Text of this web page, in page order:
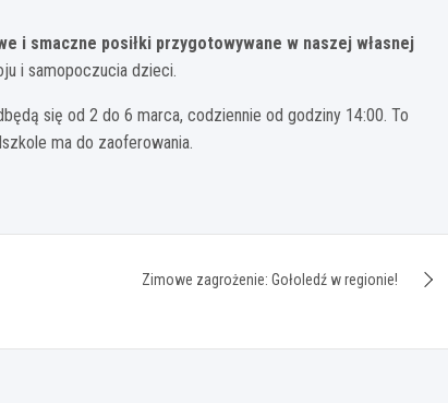
i smaczne posiłki przygotowywane w naszej własnej
i samopoczucia dzieci.
się od 2 do 6 marca, codziennie od godziny 14:00. To
ma do zaoferowania.
Zimowe zagrożenie: Gołoledź w regionie!